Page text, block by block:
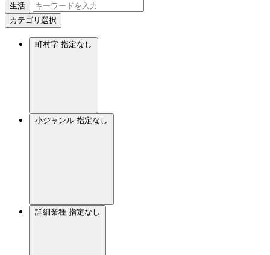
生活
カテゴリ選択
町村字 指定なし
小ジャンル 指定なし
詳細業種 指定なし